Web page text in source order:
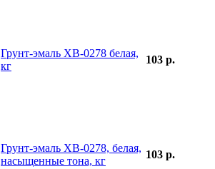
Грунт-эмаль ХВ-0278 белая,
кг
103 р.
Грунт-эмаль ХВ-0278, белая,
насыщенные тона, кг
103 р.